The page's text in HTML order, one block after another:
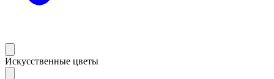
Искусственные цветы